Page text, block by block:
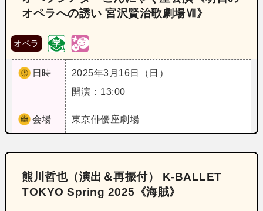
オペラへの誘い 宮沢賢治歌劇場Ⅶ》
オペラ
日時
2025年3月16日（日）
開演：13:00
会場 東京俳優座劇場
熊川哲也（演出＆再振付） K‐BALLET
TOKYO Spring 2025《海賊》